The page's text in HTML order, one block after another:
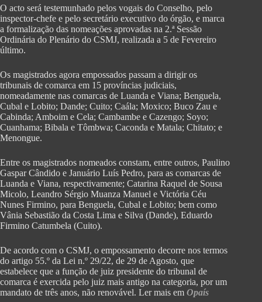
O acto será testemunhado pelos vogais do Conselho, pelo
inspector-chefe e pelo secretário executivo do órgão, e marca
a formalização das nomeações aprovadas na 2.ª Sessão
Ordinária do Plenário do CSMJ, realizada a 5 de Fevereiro
último.
Os magistrados agora empossados passam a dirigir os
tribunais de comarca em 15 províncias judiciais,
nomeadamente nas comarcas de Luanda e Viana; Benguela,
Cubal e Lobito; Dande; Cuito; Caála; Moxico; Buco Zau e
Cabinda; Amboim e Cela; Cambambe e Cazengo; Soyo;
Cuanhama; Bibala e Tômbwa; Caconda e Matala; Chitato; e
Menongue.
Entre os magistrados nomeados constam, entre outros, Paulino
Gaspar Cândido e Januário Luís Pedro, para as comarcas de
Luanda e Viana, respectivamente; Catarina Raquel de Sousa
Micolo, Leandro Sérgio Muanza Manuel e Victória Céu
Nunes Firmino, para Benguela, Cubal e Lobito; bem como
Vânia Sebastião da Costa Lima e Silva (Dande), Eduardo
Firmino Catumbela (Cuito).
De acordo com o CSMJ, o empossamento decorre nos termos
do artigo 55.º da Lei n.º 29/22, de 29 de Agosto, que
estabelece que a função de juiz presidente do tribunal de
comarca é exercida pelo juiz mais antigo na categoria, por um
mandato de três anos, não renovável. Ler mais em Opaís